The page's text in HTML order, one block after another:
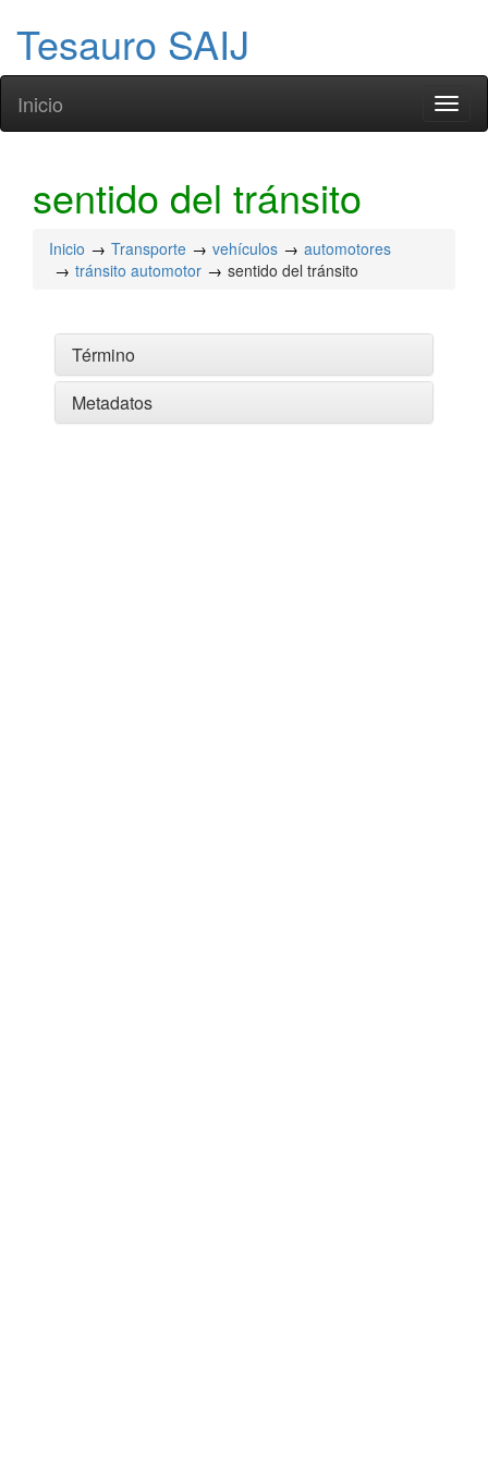
Tesauro SAIJ
Inicio
sentido del tránsito
Inicio Transporte vehículos
automotores
tránsito automotor
sentido del tránsito
Término
Metadatos